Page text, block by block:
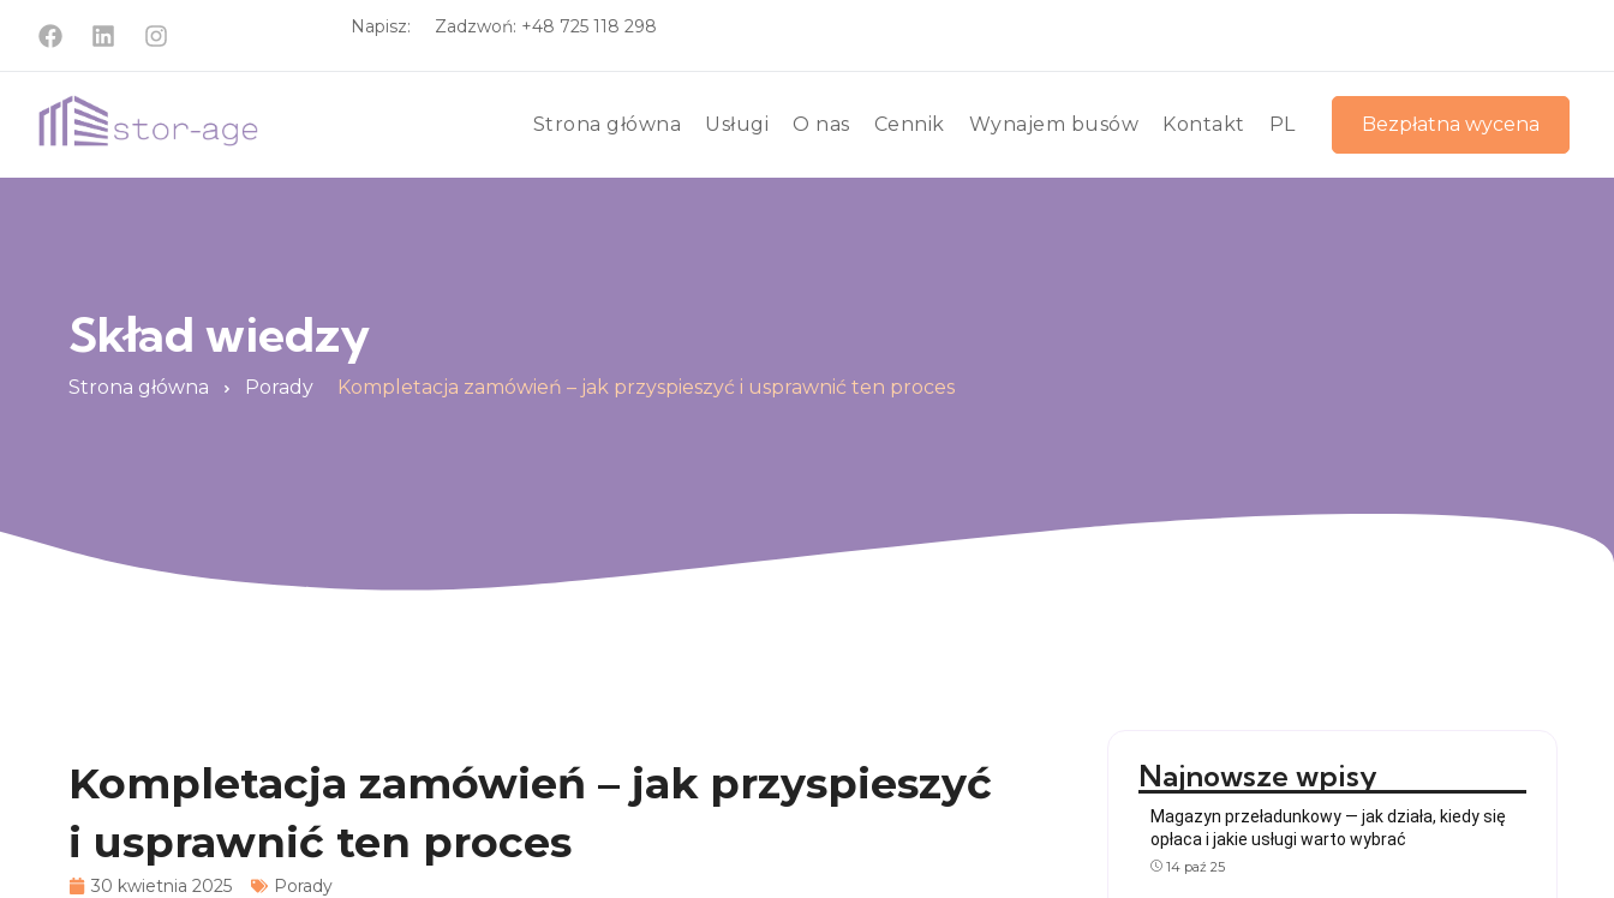
Napisz: Zadzwoń: +48 725 118 298
Strona główna Usługi O nas Cennik Wynajem busów Kontakt PL Bezpłatna wycena
Skład wiedzy
Strona główna Porady Kompletacja zamówień – jak przyspieszyć i usprawnić ten proces
Kompletacja zamówień – jak przyspieszyć
i usprawnić ten proces
30 kwietnia 2025 Porady
Najnowsze wpisy
Magazyn przeładunkowy — jak działa, kiedy się
opłaca i jakie usługi warto wybrać
14 paź 25